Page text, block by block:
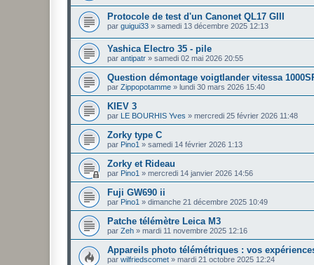
Protocole de test d'un Canonet QL17 GIII
par guigui33 » samedi 13 décembre 2025 12:13
Yashica Electro 35 - pile
par antipatr » samedi 02 mai 2026 20:55
Question démontage voigtlander vitessa
par Zippopotamme » lundi 30 mars 2026 15:40
KIEV 3
par LE BOURHIS Yves » mercredi 25 février 2026 11:48
Zorky type C
par Pino1 » samedi 14 février 2026 1:13
Zorky et Rideau
par Pino1 » mercredi 14 janvier 2026 14:56
Fuji GW690 ii
par Pino1 » dimanche 21 décembre 2025 10:49
Patche télémètre Leica M3
par Zeh » mardi 11 novembre 2025 12:16
Appareils photo télémétriques : vos
par wilfriedscomet » mardi 21 octobre 2025 12:24